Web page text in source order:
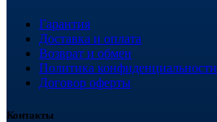
Гарантия
Доставка и оплата
Возврат и обмен
Политика конфиденциальности
Договор оферты
Контакты